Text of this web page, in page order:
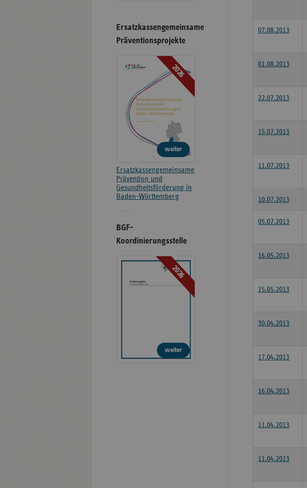
07.08.2013
01.08.2013
22.07.2013
15.07.2013
11.07.2013
10.07.2013
05.07.2013
16.05.2013
15.05.2013
30.04.2013
17.04.2013
16.04.2013
11.04.2013
11.04.2013
Ersatzkassengemeinsame
Präventionsprojekte
2026
weiter
Ersatzkassengemeinsame
Prävention und
Gesundheitsförderung in
Baden-Württemberg
BGF-
Koordinierungsstelle
2026
weiter